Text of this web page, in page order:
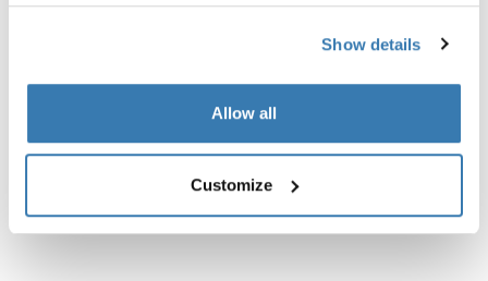
Show details
Allow all
Customize